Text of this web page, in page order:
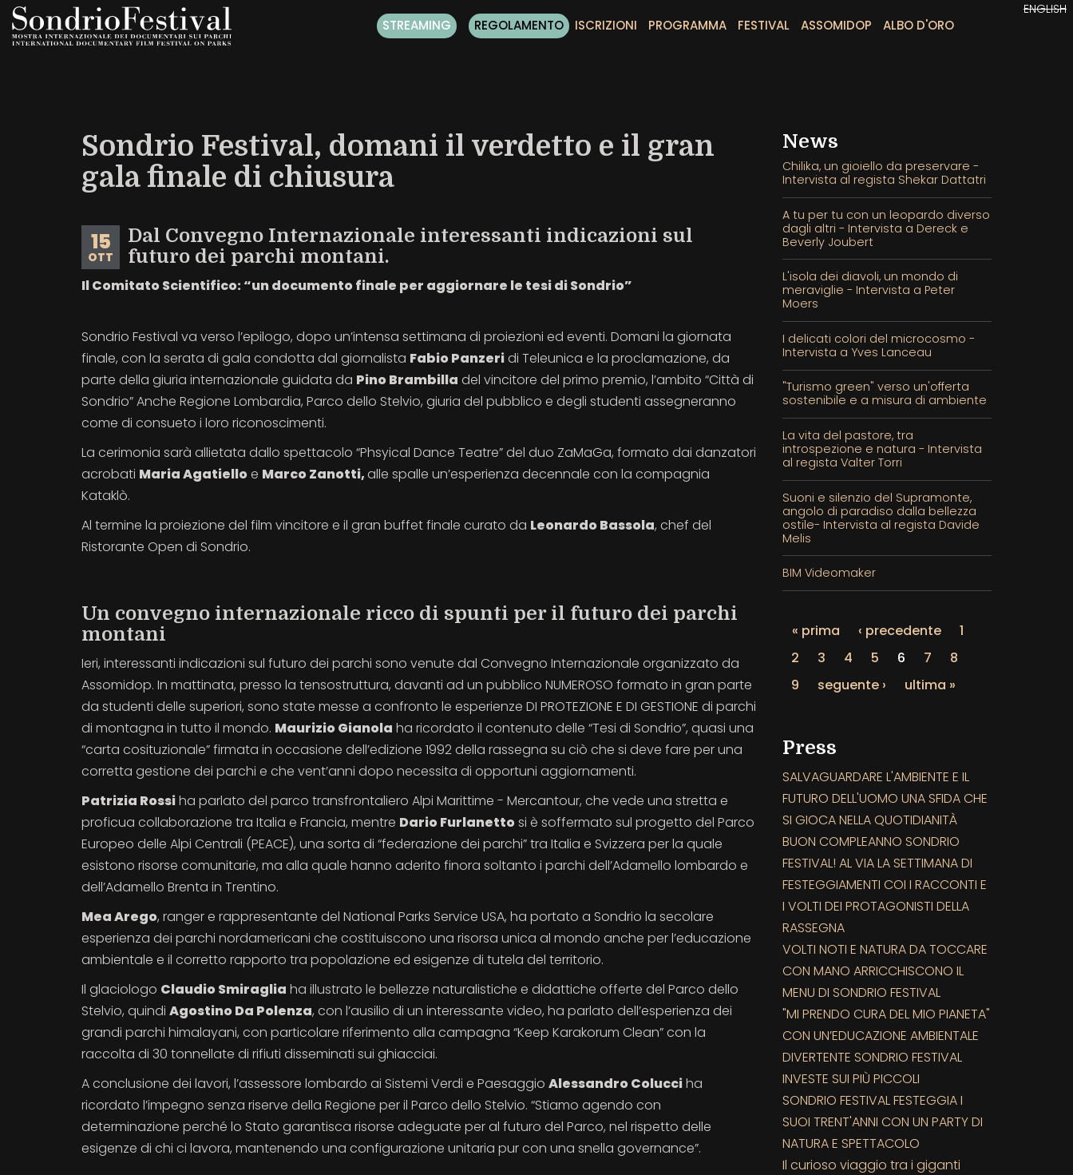
Salta
STREAMING REGOLAMENTO ISCRIZIONI PROGRAMMA FESTIVAL ASSOMIDOP ALBO D'ORO
ENGLISH
Sondrio Festival, domani il verdetto e il gran
gala finale di chiusura
15
OTT
Dal Convegno Internazionale interessanti indicazioni sul
futuro dei parchi montani.
Il Comitato Scientifico: “un documento finale per aggiornare le tesi di Sondrio”
Sondrio Festival va verso l’epilogo, dopo un’intensa settimana di proiezioni ed eventi. Domani la giornata
finale, con la serata di gala condotta dal giornalista Fabio Panzeridi Teleunica e la proclamazione, da
parte della giuria internazionale guidata da Pino Brambilla del vincitore del primo premio, l’ambito “Città di
Sondrio” Anche Regione Lombardia, Parco dello Stelvio, giuria del pubblico e degli studenti assegneranno
come di consueto i loro riconoscimenti.
La cerimonia sarà allietata dallo spettacolo “Phsyical Dance Teatre” del duo ZaMaGa, formato dai danzatori
acrobati Maria Agatielloe Marco Zanotti,alle spalle un’esperienza decennale con la compagnia
Kataklò.
Al termine la proiezione del film vincitore e il gran buffet finale curato da Leonardo Bassola, chef del
Ristorante Open di Sondrio.
Un convegno internazionale ricco di spunti per il futuro dei parchi
montani
Ieri, interessanti indicazioni sul futuro dei parchi sono venute dal Convegno Internazionale organizzato da
Assomidop. In mattinata, presso la tensostruttura, davanti ad un pubblico NUMEROSO formato in gran parte
da studenti delle superiori, sono state messe a confronto le esperienze DI PROTEZIONE E DI GESTIONE di parchi
di montagna in tutto il mondo. Maurizio Gianola ha ricordato il contenuto delle “Tesi di Sondrio”, quasi una
“carta cosituzionale” firmata in occasione dell’edizione 1992 della rassegna su ciò che si deve fare per una
corretta gestione dei parchi e che vent’anni dopo necessita di opportuni aggiornamenti.
Patrizia Rossiha parlato del parco transfrontaliero Alpi Marittime - Mercantour, che vede una stretta e
proficua collaborazione tra Italia e Francia, mentre Dario Furlanettosi è soffermato sul progetto del Parco
Europeo delle Alpi Centrali (PEACE), una sorta di “federazione dei parchi” tra Italia e Svizzera per la quale
esistono risorse comunitarie, ma alla quale hanno aderito finora soltanto i parchi dell’Adamello lombardo e
dell’Adamello Brenta in Trentino.
Mea Arego, ranger e rappresentante del National Parks Service USA, ha portato a Sondrio la secolare
esperienza dei parchi nordamericani che costituiscono una risorsa unica al mondo anche per l’educazione
ambientale e il corretto rapporto tra popolazione ed esigenze di tutela del territorio.
Il glaciologo Claudio Smiraglia ha illustrato le bellezze naturalistiche e didattiche offerte del Parco dello
Stelvio, quindi Agostino Da Polenza, con l’ausilio di un interessante video, ha parlato dell’esperienza dei
grandi parchi himalayani, con particolare riferimento alla campagna “Keep Karakorum Clean” con la
raccolta di 30 tonnellate di rifiuti disseminati sui ghiacciai.
A conclusione dei lavori, l’assessore lombardo ai Sistemi Verdi e Paesaggio Alessandro Colucciha
ricordato l’impegno senza riserve della Regione per il Parco dello Stelvio. “Stiamo agendo con
determinazione perché lo Stato garantisca risorse adeguate per al futuro del Parco, nel rispetto delle
esigenze di chi ci lavora, mantenendo una configurazione unitaria pur con una snella governance”.
News
Chilika, un gioiello da preservare -
Intervista al regista Shekar Dattatri
A tu per tu con un leopardo diverso
dagli altri - Intervista a Dereck e
Beverly Joubert
L'isola dei diavoli, un mondo di
meraviglie - Intervista a Peter
Moers
I delicati colori del microcosmo -
Intervista a Yves Lanceau
"Turismo green" verso un'offerta
sostenibile e a misura di ambiente
La vita del pastore, tra
introspezione e natura - Intervista
al regista Valter Torri
Suoni e silenzio del Supramonte,
angolo di paradiso dalla bellezza
ostile- Intervista al regista Davide
Melis
BIM Videomaker
« prima ‹ precedente
1
2
3 4 5 6 7
8
9
seguente › ultima »
Press
SALVAGUARDARE L'AMBIENTE E IL
FUTURO DELL'UOMO UNA SFIDA CHE
SI GIOCA NELLA QUOTIDIANITÀ
BUON COMPLEANNO SONDRIO
FESTIVAL! AL VIA LA SETTIMANA DI
FESTEGGIAMENTI COI I RACCONTI E
I VOLTI DEI PROTAGONISTI DELLA
RASSEGNA
VOLTI NOTI E NATURA DA TOCCARE
CON MANO ARRICCHISCONO IL
MENU DI SONDRIO FESTIVAL
"MI PRENDO CURA DEL MIO PIANETA"
CON UN’EDUCAZIONE AMBIENTALE
DIVERTENTE SONDRIO FESTIVAL
INVESTE SUI PIÙ PICCOLI
SONDRIO FESTIVAL FESTEGGIA I
SUOI TRENT'ANNI CON UN PARTY DI
NATURA E SPETTACOLO
Il curioso viaggio tra i giganti